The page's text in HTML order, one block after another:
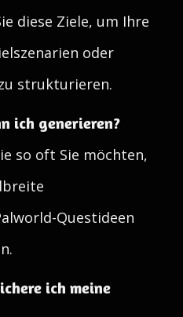
diese Ziele, um Ihre
oder
strukturieren.
ich generieren?
so oft Sie möchten,
Questideen
ich meine